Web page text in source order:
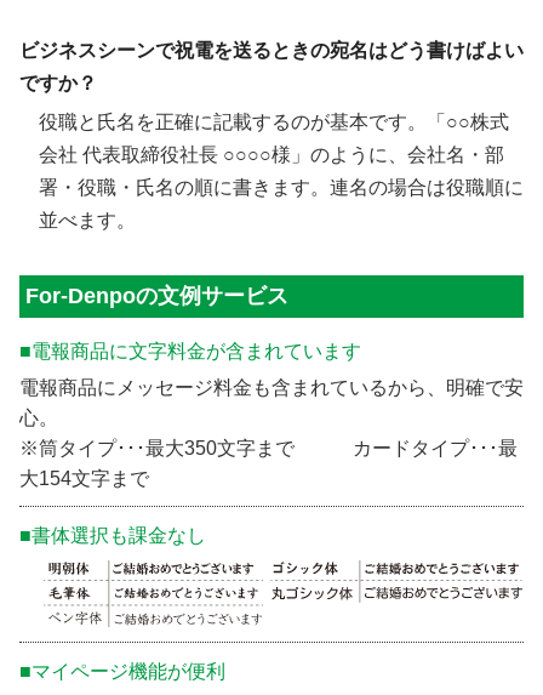
ビジネスシーンで祝電を送るときの宛名はどう書けばよい
ですか？
役職と氏名を正確に記載するのが基本です。「○○株式
会社 代表取締役社長 ○○○○様」のように、会社名・部
署・役職・氏名の順に書きます。連名の場合は役職順に
並べます。
For-Denpoの文例サービス
■電報商品に文字料金が含まれています
電報商品にメッセージ料金も含まれているから、明確で安
心。
※筒タイプ･･･最大350文字まで カードタイプ･･･最
大154文字まで
■書体選択も課金なし
■マイページ機能が便利